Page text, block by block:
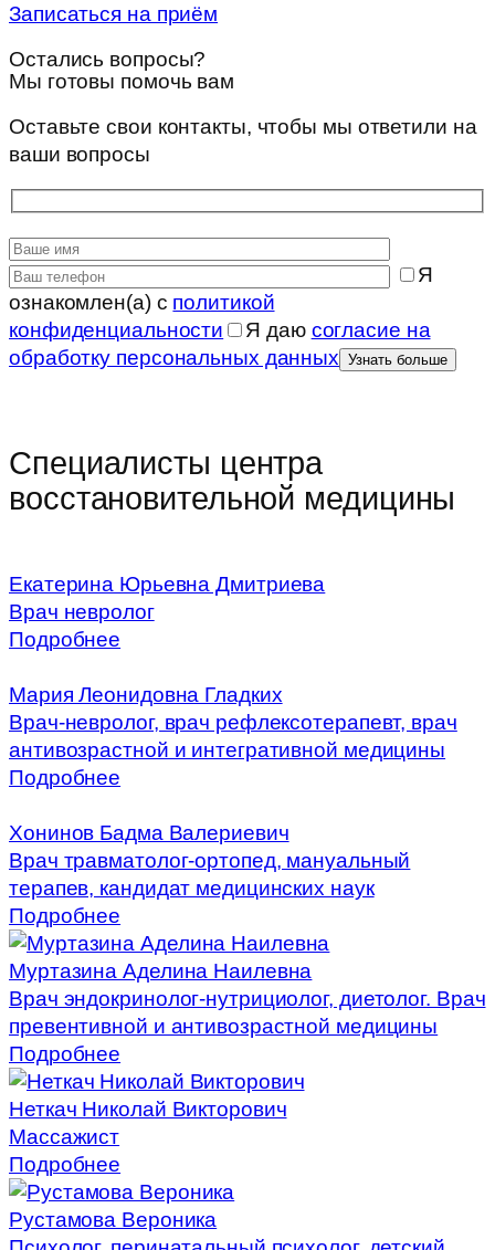
Записаться на приём
Остались вопросы?
Мы готовы помочь вам
Оставьте свои контакты, чтобы мы ответили на
ваши вопросы
Я
ознакомлен(а) с политикой
конфиденциальности
Я даю согласие на
обработку персональных данных
Специалисты центра
восстановительной медицины
Екатерина Юрьевна Дмитриева
Врач невролог
Подробнее
Мария Леонидовна Гладких
Врач-невролог, врач рефлексотерапевт, врач
антивозрастной и интегративной медицины
Подробнее
Хонинов Бадма Валериевич
Врач травматолог-ортопед, мануальный
терапев, кандидат медицинских наук
Подробнее
Муртазина Аделина Наилевна
Врач эндокринолог-нутрициолог, диетолог. Врач
превентивной и антивозрастной медицины
Подробнее
Неткач Николай Викторович
Массажист
Подробнее
Рустамова Вероника